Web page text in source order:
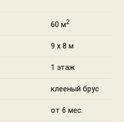
60 м2
9 х 8 м
1 этаж
клееный брус
от 6 мес.